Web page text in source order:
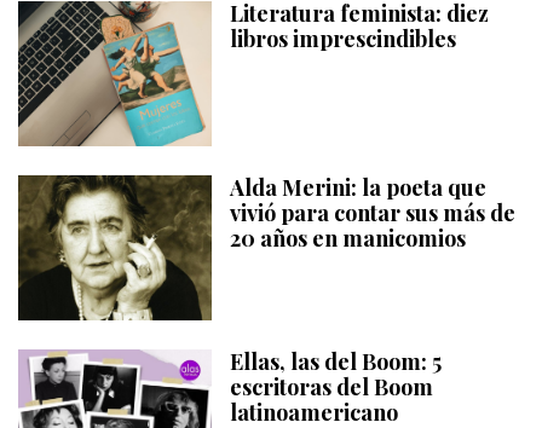
Literatura feminista: diez
libros imprescindibles
Alda Merini: la poeta que
vivió para contar sus más de
20 años en manicomios
Ellas, las del Boom: 5
escritoras del Boom
latinoamericano